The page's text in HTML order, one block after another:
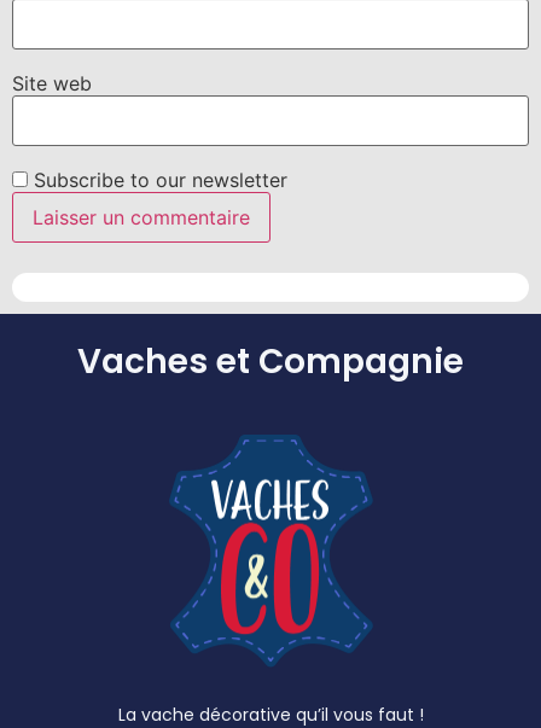
Site web
Subscribe to our newsletter
Vaches et Compagnie
La vache décorative qu’il vous faut !